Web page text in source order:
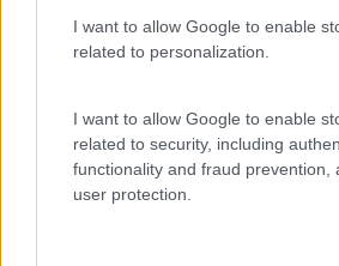
I want to allow Google to enable
related to personalization.
I want to allow Google to enable
related to security, including
functionality and fraud prevention,
user protection.
Recursos Humanos
Sustentabilidade
Team Building
Tecnologias De Informação